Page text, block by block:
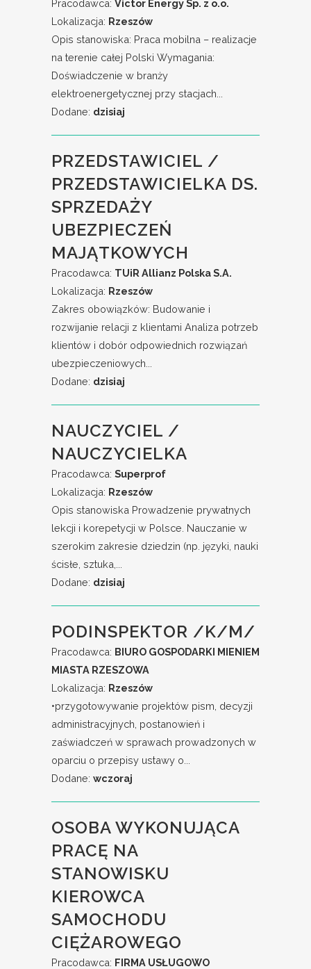
Pracodawca: Victor Energy Sp. z o.o.
Lokalizacja: Rzeszów
Opis stanowiska: Praca mobilna – realizacje
na terenie całej Polski Wymagania:
Doświadczenie w branży
elektroenergetycznej przy stacjach...
Dodane: dzisiaj
PRZEDSTAWICIEL /
PRZEDSTAWICIELKA DS.
SPRZEDAŻY
UBEZPIECZEŃ
MAJĄTKOWYCH
Pracodawca: TUiR Allianz Polska S.A.
Lokalizacja: Rzeszów
Zakres obowiązków: Budowanie i
rozwijanie relacji z klientami Analiza potrzeb
klientów i dobór odpowiednich rozwiązań
ubezpieczeniowych...
Dodane: dzisiaj
NAUCZYCIEL /
NAUCZYCIELKA
Pracodawca: Superprof
Lokalizacja: Rzeszów
Opis stanowiska Prowadzenie prywatnych
lekcji i korepetycji w Polsce. Nauczanie w
szerokim zakresie dziedzin (np. języki, nauki
ścisłe, sztuka,...
Dodane: dzisiaj
PODINSPEKTOR /K/M/
Pracodawca: BIURO GOSPODARKI MIENIEM
MIASTA RZESZOWA
Lokalizacja: Rzeszów
•przygotowywanie projektów pism, decyzji
administracyjnych, postanowień i
zaświadczeń w sprawach prowadzonych w
oparciu o przepisy ustawy o...
Dodane: wczoraj
OSOBA WYKONUJĄCA
PRACĘ NA
STANOWISKU
KIEROWCA
SAMOCHODU
CIĘŻAROWEGO
Pracodawca: FIRMA USŁUGOWO